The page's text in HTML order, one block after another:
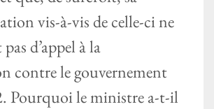
vis-à-vis de celle-ci ne
d’appel à la
contre le gouvernement
Pourquoi le ministre a-t-il